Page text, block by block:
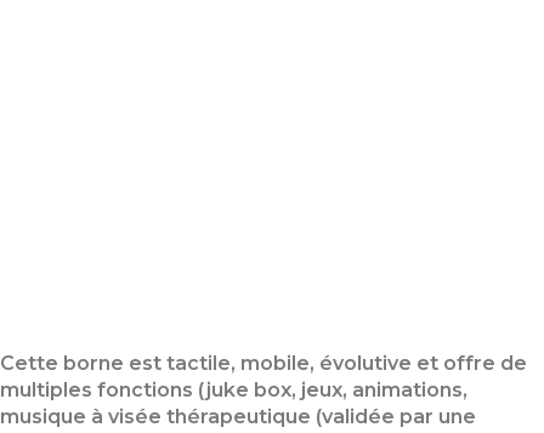
Cette borne est tactile, mobile, évolutive et offre de
multiples fonctions (juke box, jeux, animations,
musique à visée thérapeutique (validée par une